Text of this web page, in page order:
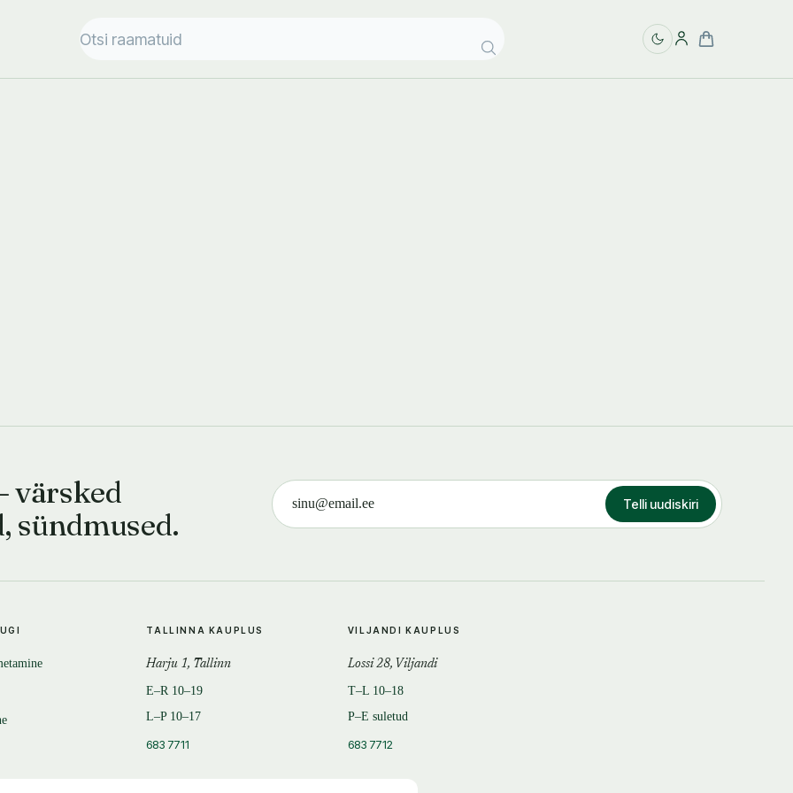
värsked
sündmused.
Telli uudiskiri
TALLINNA KAUPLUS
Harju 1, Tallinn
E–R 10–19
L–P 10–17
683 7711
VILJANDI KAUPLUS
Lossi 28, Viljandi
T–L 10–18
P–E suletud
683 7712